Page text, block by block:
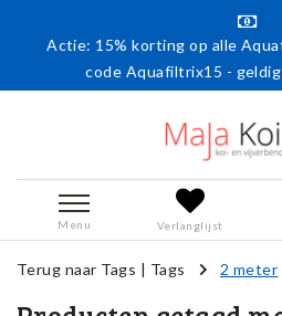
Actie: 15% korting op alle
code Aquafiltrix15 -
Menu Verlanglijst
Terug naar Tags | Tags 2 meter